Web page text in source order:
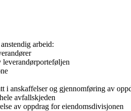
arbeid:
leverandørporteføljen
i anskaffelser og gjennomføring av
avfallskjeden
av oppdrag for eiendomsdivisjonen